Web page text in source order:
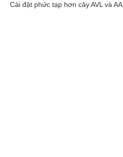
Cài đặt phức tạp hơn cây AVL và AA